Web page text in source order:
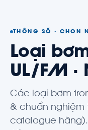
THÔNG SỐ · CHỌN
Loại
UL/FM ·
Các loại bơm
& chuẩn nghiệm
catalogue